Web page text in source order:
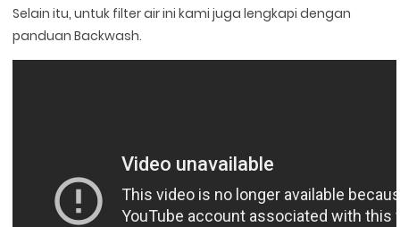
Selain itu, untuk filter air ini kami juga lengkapi dengan
panduan Backwash.